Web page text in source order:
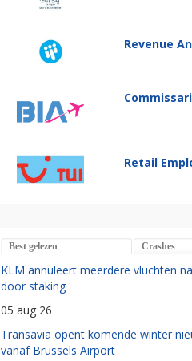
Revenue
Retail
Best gelezen Crashes
KLM annuleert meerdere vluchten
door staking
05 aug 26
Transavia opent komende winter
vanaf Brussels Airport